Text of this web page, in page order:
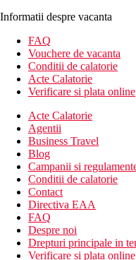
Informatii despre vacanta
FAQ
Vouchere de vacanta
Conditii de calatorie
Acte Calatorie
Verificare si plata online
Acte Calatorie
Agentii
Business Travel
Blog
Campanii si
Conditii de calatorie
Contact
Directiva EAA
FAQ
Despre noi
Drepturi principale in
Verificare si plata online